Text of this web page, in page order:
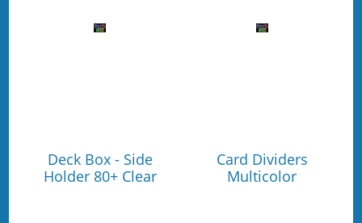
Deck Box - Side
Holder 80+ Clear
Card Dividers
Multicolor